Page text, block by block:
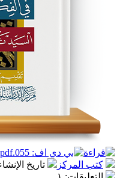
تاريخ الإنشاء:٢٠١٣/٠٥/١٨